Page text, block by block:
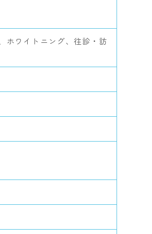
ホワイトニング、往診・訪